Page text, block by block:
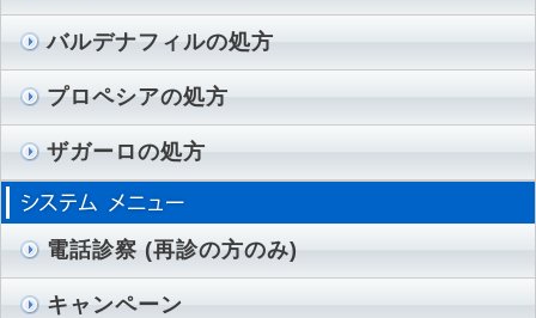
バルデナフィルの処方
プロペシアの処方
ザガーロの処方
電話診察 (再診の方のみ)
キャンペーン